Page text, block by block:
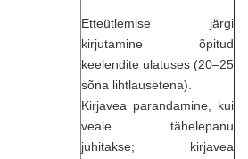
Etteütlemise järgi
kirjutamine õpitud
keelendite ulatuses (20–25
sõna lihtlausetena).
Kirjavea parandamine, kui
veale tähelepanu
juhitakse; kirjavea